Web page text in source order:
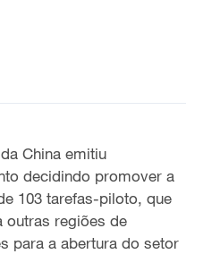
China emitiu
decidindo promover a
103 tarefas-piloto, que
outras regiões de
para a abertura do setor